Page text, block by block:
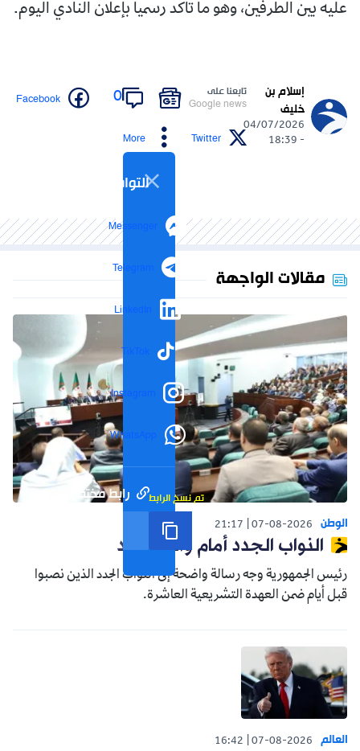
عليه بين الطرفين، وهو ما تأكد رسميا بإعلان النادي اليوم.
إسلام بن
خليف
04/07/2026
- 18:39
تابعنا على
Google news
0
Facebook
Twitter
More
التواصل الاجتماعي
Messenger
Telegram
LinkedIn
TikTok
Instagram
WhatsApp
رابط مختصر تم نسخ الرابط
مقالات الواجهة
الوطن 07-08-2026
21:17
النواب الجدد أمام واقع جديد
رئيس الجمهورية وجه رسالة واضحة إلى النواب الجدد الذين نصبوا
قبل أيام ضمن العهدة التشريعية العاشرة.
العالم 07-08-2026
16:42